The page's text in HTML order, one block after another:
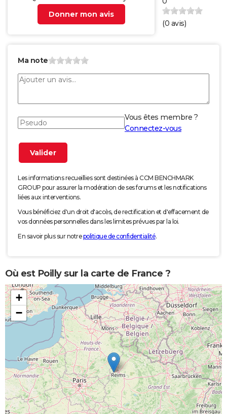
Donner mon avis
(0 avis)
Ma note
Vous êtes membre ?
Connectez-vous
Les informations recueillies sont destinées à CCM BENCHMARK
GROUP pour assurer la modération de ses forums et les notifications
liées aux interventions.
Vous bénéficiez d'un droit d'accès, de rectification et d'effacement de
vos données personnelles dans les limites prévues par la loi.
En savoir plus sur notrepolitique de confidentialité.
Où est Poilly sur la carte de France ?
+
−